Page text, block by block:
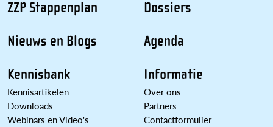
ZZP Stappenplan
Nieuws en Blogs
Kennisbank
Kennisartikelen
Downloads
Webinars en Video's
Dossiers
Agenda
Informatie
Over ons
Partners
Contactformulier